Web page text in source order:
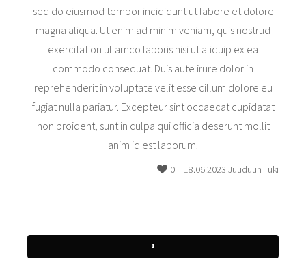
sed do eiusmod tempor incididunt ut labore et dolore
magna aliqua. Ut enim ad minim veniam, quis nostrud
exercitation ullamco laboris nisi ut aliquip ex ea
commodo consequat. Duis aute irure dolor in
reprehenderit in voluptate velit esse cillum dolore eu
fugiat nulla pariatur. Excepteur sint occaecat cupidatat
non proident, sunt in culpa qui officia deserunt mollit
anim id est laborum.
0 18.06.2023 Juuduun Tuki
1